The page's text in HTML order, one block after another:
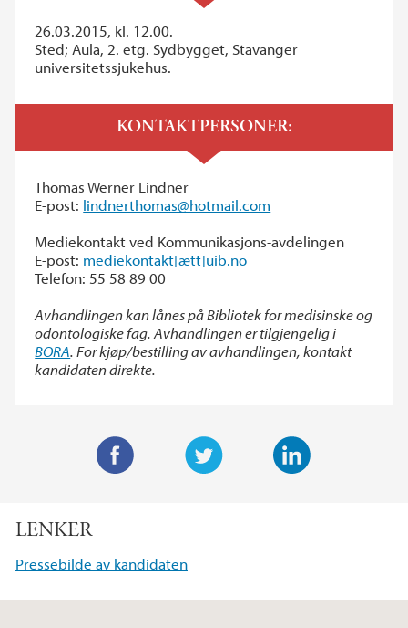
26.03.2015, kl. 12.00.
Sted; Aula, 2. etg. Sydbygget, Stavanger
universitetssjukehus.
KONTAKTPERSONER:
Thomas Werner Lindner
E-post: lindnerthomas@hotmail.com
Mediekontakt ved Kommunikasjons-avdelingen
E-post: mediekontakt[ætt]uib.no
Telefon: 55 58 89 00
Avhandlingen kan lånes på Bibliotek for medisinske og
odontologiske fag. Avhandlingen er tilgjengelig i
BORA. For kjøp/bestilling av avhandlingen, kontakt
kandidaten direkte.
t
e
d
b
o
LENKER
Pressebilde av kandidaten